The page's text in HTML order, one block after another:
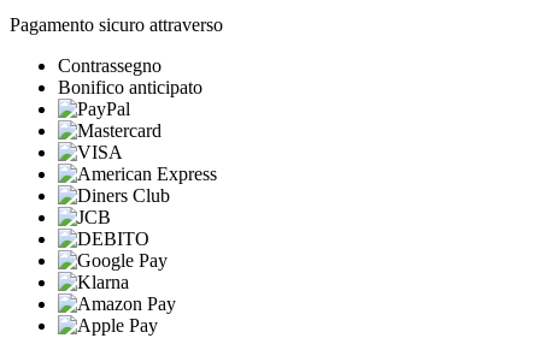
Pagamento sicuro attraverso
Contrassegno
Bonifico anticipato